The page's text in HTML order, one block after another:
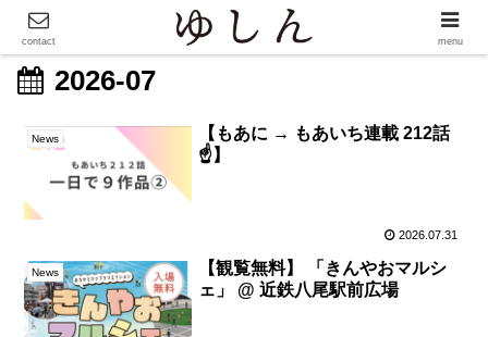
2026-07
News
【もあに → もあいち連載 212話
☝️】
2026.07.31
News
【観覧無料】 「きんやおマルシ
ェ」 @ 近鉄八尾駅前広場
contact menu